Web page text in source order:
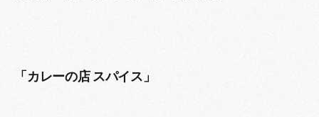
「カレーの店 スパイス」